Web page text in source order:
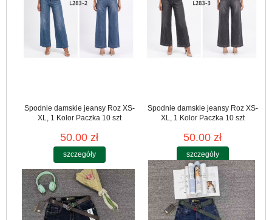
Spodnie damskie jeansy Roz XS-
XL, 1 Kolor Paczka 10 szt
50.00 zł
szczegóły
Spodnie damskie jeansy Roz XS-
XL, 1 Kolor Paczka 10 szt
50.00 zł
szczegóły